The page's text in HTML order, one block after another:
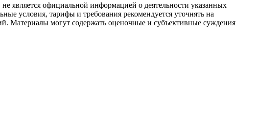
является официальной информацией о деятельности указанных
условия, тарифы и требования рекомендуется уточнять на
Материалы могут содержать оценочные и субъективные суждения